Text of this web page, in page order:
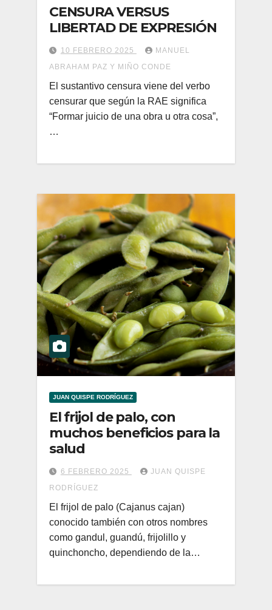
CENSURA VERSUS
LIBERTAD DE EXPRESIÓN
10 FEBRERO 2025
MANUEL
ABRAHAM PAZ Y MIÑO CONDE
El sustantivo censura viene del verbo
censurar que según la RAE significa
“Formar juicio de una obra u otra cosa”,
…
JUAN QUISPE RODRÍGUEZ
El frijol de palo, con
muchos beneficios para la
salud
6 FEBRERO 2025
JUAN QUISPE
RODRÍGUEZ
El frijol de palo (Cajanus cajan)
conocido también con otros nombres
como gandul, guandú, frijolillo y
quinchoncho, dependiendo de la…